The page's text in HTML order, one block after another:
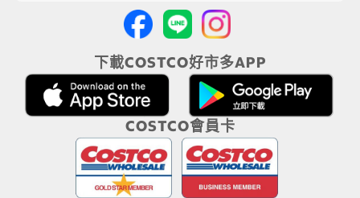
下載COSTCO好市多APP
COSTCO會員卡